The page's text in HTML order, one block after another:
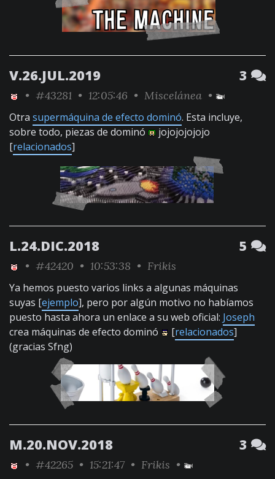
V.26.JUL.2019 3
• #43281 • 12:05:46 • Miscelánea •
Otra supermáquina de efecto dominó. Esta incluye,
sobre todo, piezas de dominó
jojojojojojo
[relacionados]
L.24.DIC.2018 5
• #42420 • 10:53:38 • Frikis
Ya hemos puesto varios links a algunas máquinas
suyas [ejemplo], pero por algún motivo no habíamos
puesto hasta ahora un enlace a su web oficial: Joseph
crea máquinas de efecto dominó
[relacionados]
(gracias Sfng)
M.20.NOV.2018 3
• #42265 • 15:21:47 • Frikis •